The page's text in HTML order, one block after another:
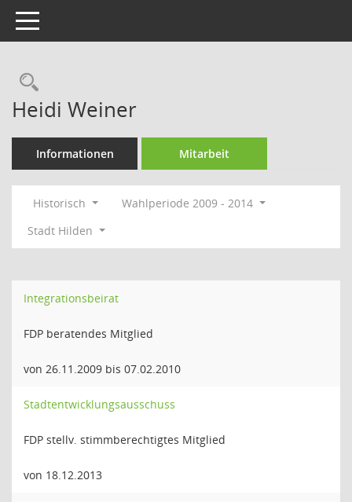
Toggle navigation
Rechercheauswahl
Heidi Weiner
Informationen Mitarbeit
Historisch
Wahlperiode 2009 - 2014
Stadt Hilden
Integrationsbeirat
FDP beratendes Mitglied
von 26.11.2009 bis 07.02.2010
Stadtentwicklungsausschuss
FDP stellv. stimmberechtigtes Mitglied
von 18.12.2013